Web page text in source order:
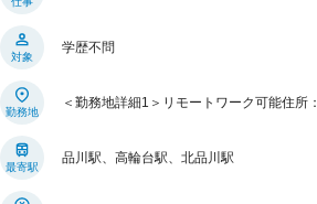
対象
学歴不問
勤務地
＜勤務地詳細1＞リモートワーク可能住
最寄駅
品川駅、高輪台駅、北品川駅